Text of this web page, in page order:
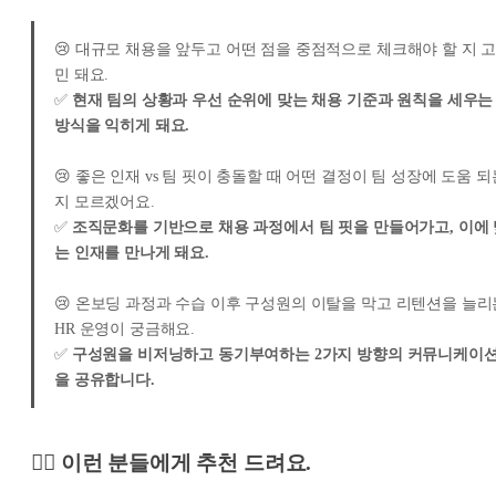
😢 대규모 채용을 앞두고 어떤 점을 중점적으로 체크해야 할 지 고
민 돼요.
✅ 현재 팀의 상황과 우선 순위에 맞는 채용 기준과 원칙을 세우는
방식을 익히게 돼요.
😢 좋은 인재 vs 팀 핏이 충돌할 때 어떤 결정이 팀 성장에 도움 되
지 모르겠어요.
✅ 조직문화를 기반으로 채용 과정에서 팀 핏을 만들어가고, 이에
는 인재를 만나게 돼요.
😢 온보딩 과정과 수습 이후 구성원의 이탈을 막고 리텐션을 늘리
HR 운영이 궁금해요.
✅ 구성원을 비저닝하고 동기부여하는 2가지 방향의 커뮤니케이
을 공유합니다.
🙋‍♀️ 이런 분들에게 추천 드려요.